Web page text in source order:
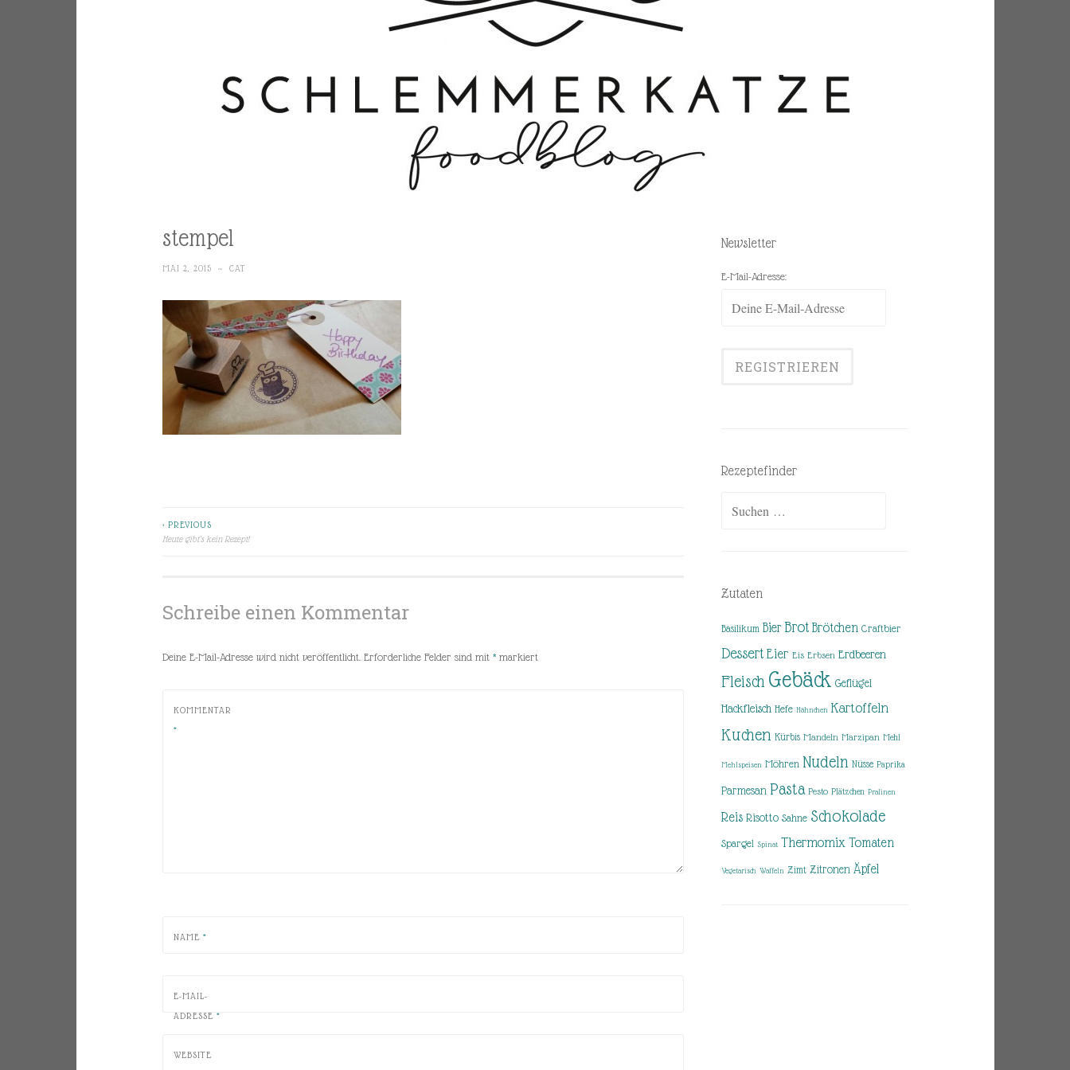
stempel
MAI 2, 2015 ~ CAT
Beitragsnavigation
< PREVIOUS
Heute gibt’s kein Rezept!
Schreibe einen Kommentar
Deine E-Mail-Adresse wird nicht veröffentlicht. Erforderliche Felder sind mit *markiert
KOMMENTAR
*
NAME *
E-MAIL-
ADRESSE *
WEBSITE
Newsletter
E-Mail-Adresse:
Rezeptefinder
Zutaten
Basilikum Bier Brot Brötchen Craftbier
Dessert Eier Eis Erbsen Erdbeeren
Fleisch Gebäck Geflügel
Hackfleisch Hefe Hähnchen Kartoffeln
Kuchen Kürbis Mandeln Marzipan Mehl
Mehlspeisen Möhren Nudeln Nüsse Paprika
Parmesan Pasta Pesto Plätzchen Pralinen
Reis Risotto Sahne Schokolade
Spargel Spinat Thermomix Tomaten
Vegetarisch Waffeln Zimt Zitronen Äpfel